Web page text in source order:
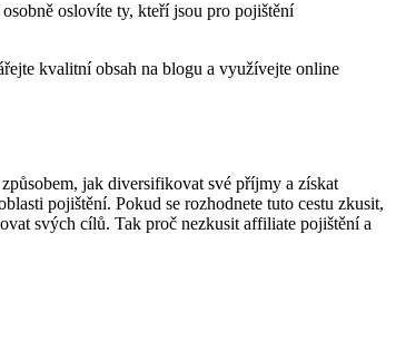
oslovíte ty, kteří jsou pro pojištění
kvalitní obsah na blogu a využívejte online
jak diversifikovat své příjmy a získat
pojištění. Pokud se rozhodnete tuto cestu zkusit,
svých cílů. Tak proč nezkusit affiliate pojištění a